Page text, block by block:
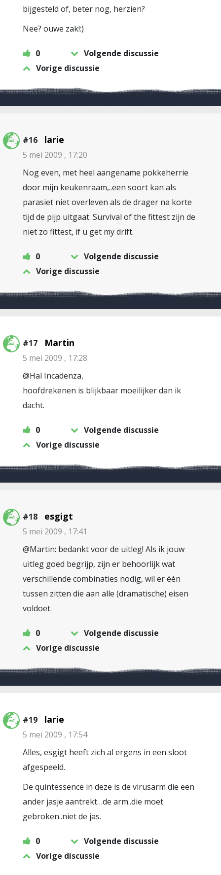
bijgesteld of, beter nog, herzien?
Nee? ouwe zak!:)
0
Volgende discussie
Vorige discussie
#16 larie
5 mei 2009 , 17:20
Nog even, met heel aangename pokkeherrie
door mijn keukenraam,..een soort kan als
parasiet niet overleven als de drager na korte
tijd de pijp uitgaat. Survival of the fittest zijn de
niet zo fittest, if u get my drift.
0
Volgende discussie
Vorige discussie
#17 Martin
5 mei 2009 , 17:28
@Hal Incadenza,
hoofdrekenen is blijkbaar moeilijker dan ik
dacht.
0
Volgende discussie
Vorige discussie
#18 esgigt
5 mei 2009 , 17:41
@Martin: bedankt voor de uitleg! Als ik jouw
uitleg goed begrijp, zijn er behoorlijk wat
verschillende combinaties nodig, wil er één
tussen zitten die aan alle (dramatische) eisen
voldoet.
0
Volgende discussie
Vorige discussie
#19 larie
5 mei 2009 , 17:54
Alles, esgigt heeft zich al ergens in een sloot
afgespeeld.
De quintessence in deze is de virusarm die een
ander jasje aantrekt…de arm..die moet
gebroken..niet de jas.
0
Volgende discussie
Vorige discussie